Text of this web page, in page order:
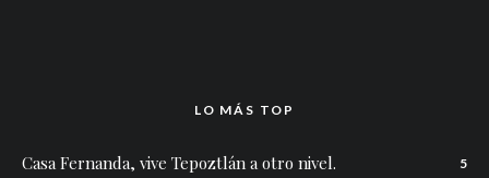
LO MÁS TOP
Casa Fernanda, vive Tepoztlán a otro nivel. 5